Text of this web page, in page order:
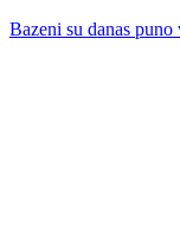
Bazeni su danas